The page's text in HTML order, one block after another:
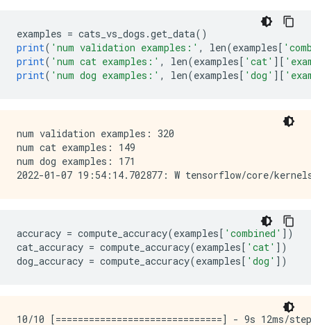
examples = cats_vs_dogs .get_data()
print( 'num validation examples:' , len(examples[
print( 'num cat examples:' , len(examples[ 'cat' ][
print( 'num dog examples:' , len(examples[ 'dog' ][
num validation examples: 320
num cat examples: 149
num dog examples: 171
accuracy = compute_accuracy(examples[ 'combined' ])
cat_accuracy = compute_accuracy(examples[ 'cat' ])
dog_accuracy = compute_accuracy(examples[ 'dog' ])
10/10 [==============================] - 9s